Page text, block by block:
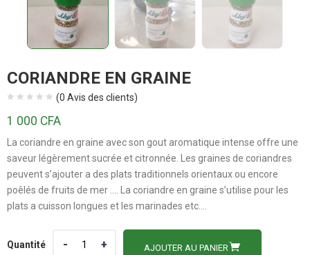
CORIANDRE EN GRAINE
(0 Avis des clients)
1 000 CFA
La coriandre en graine avec son gout aromatique intense offre une
saveur légèrement sucrée et citronnée. Les graines de coriandres
peuvent s’ajouter a des plats traditionnels orientaux ou encore
poêlés de fruits de mer …. La coriandre en graine s’utilise pour les
plats a cuisson longues et les marinades etc….
Quantité
Quantité
AJOUTER AU PANIER